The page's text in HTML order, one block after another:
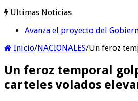
Ultimas Noticias
Avanza el proyecto del
Inicio/NACIONALES/Un feroz
Un feroz temporal
carteles volados